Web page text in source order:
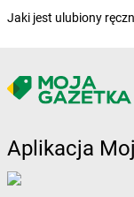
Żabka
Budzyń
Żabka
Bujaków
Żabka Bukowiec
Żabka Bukowina
Żabka
Bulowice
Żabka Busko-Zdrój
Żabka
Jaki jest ulubiony
Aplikacja